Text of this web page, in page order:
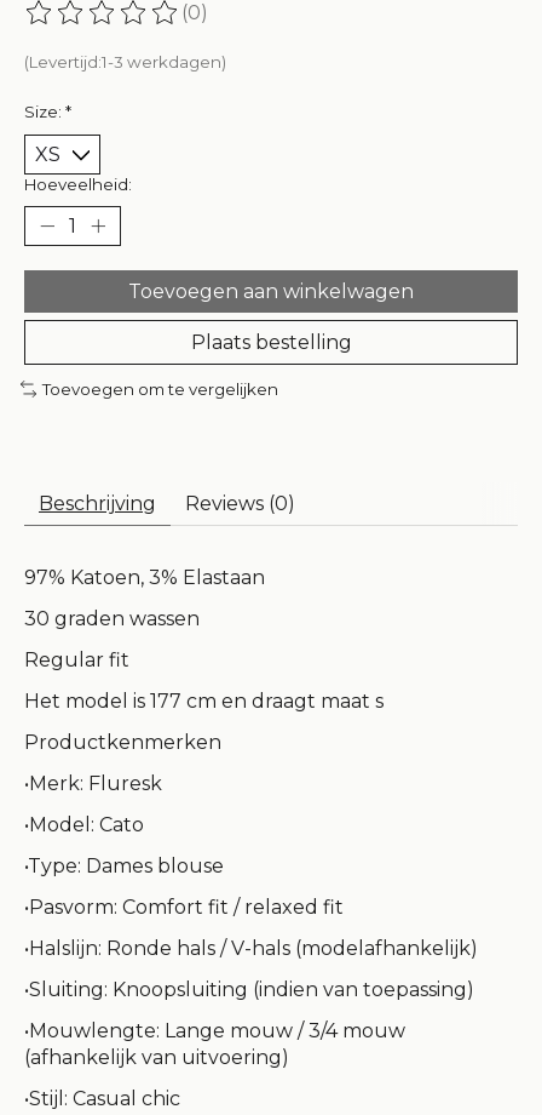
De beoordeling van dit product is
(0)
(Levertijd:1-3 werkdagen)
Size: *
Hoeveelheid:
Toevoegen aan winkelwagen
Plaats bestelling
Toevoegen om te vergelijken
Beschrijving Reviews (0)
97% Katoen, 3% Elastaan
30 graden wassen
Regular fit
Het model is 177 cm en draagt maat s
Productkenmerken
•Merk: Fluresk
•Model: Cato
•Type: Dames blouse
•Pasvorm: Comfort fit / relaxed fit
•Halslijn: Ronde hals / V-hals (modelafhankelijk)
•Sluiting: Knoopsluiting (indien van toepassing)
•Mouwlengte: Lange mouw / 3/4 mouw
(afhankelijk van uitvoering)
•Stijl: Casual chic